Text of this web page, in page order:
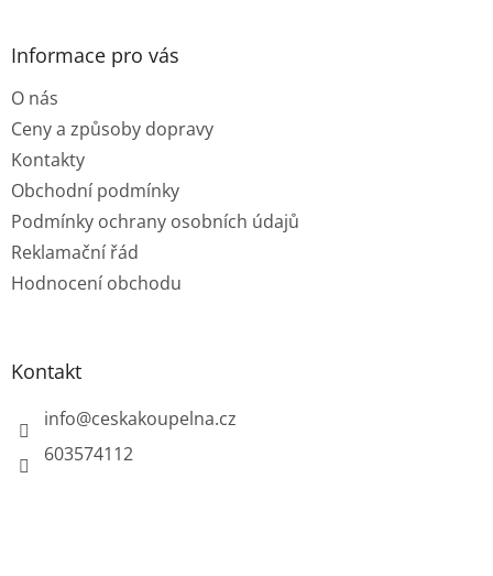
Informace pro vás
O nás
Ceny a způsoby dopravy
Kontakty
Obchodní podmínky
Podmínky ochrany osobních údajů
Reklamační řád
Hodnocení obchodu
Kontakt
info@ceskakoupelna.cz
603574112